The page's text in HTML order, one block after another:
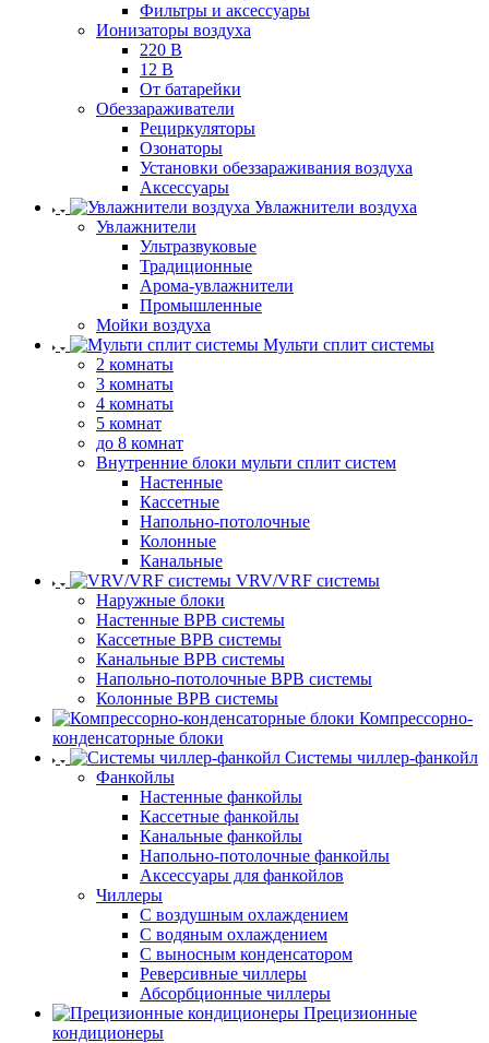
Фильтры и аксессуары
Ионизаторы воздуха
220 В
12 В
От батарейки
Обеззараживатели
Рециркуляторы
Озонаторы
Установки обеззараживания воздуха
Аксессуары
Увлажнители воздуха
Увлажнители
Ультразвуковые
Традиционные
Арома-увлажнители
Промышленные
Мойки воздуха
Мульти сплит системы
2 комнаты
3 комнаты
4 комнаты
5 комнат
до 8 комнат
Внутренние блоки мульти сплит систем
Настенные
Кассетные
Напольно-потолочные
Колонные
Канальные
VRV/VRF системы
Наружные блоки
Настенные ВРВ системы
Кассетные ВРВ системы
Канальные ВРВ системы
Напольно-потолочные ВРВ системы
Колонные ВРВ системы
Компрессорно-
конденсаторные блоки
Системы чиллер-фанкойл
Фанкойлы
Настенные фанкойлы
Кассетные фанкойлы
Канальные фанкойлы
Напольно-потолочные фанкойлы
Аксессуары для фанкойлов
Чиллеры
С воздушным охлаждением
С водяным охлаждением
С выносным конденсатором
Реверсивные чиллеры
Абсорбционные чиллеры
Прецизионные
кондиционеры